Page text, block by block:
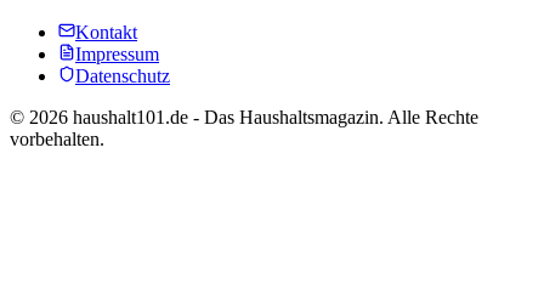
Kontakt
Impressum
Datenschutz
© 2026 haushalt101.de - Das Haushaltsmagazin. Alle Rechte
vorbehalten.